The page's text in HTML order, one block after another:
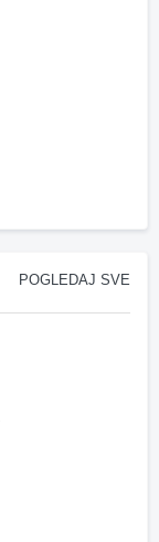
POGLEDAJ SVE